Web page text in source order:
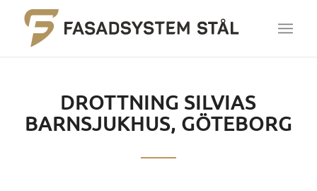
DROTTNING SILVIAS
BARNSJUKHUS, GÖTEBORG